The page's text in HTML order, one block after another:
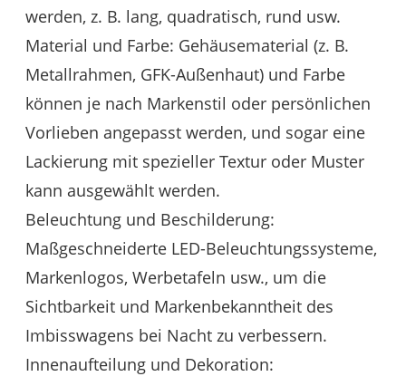
werden, z. B. lang, quadratisch, rund usw.
Material und Farbe: Gehäusematerial (z. B.
Metallrahmen, GFK-Außenhaut) und Farbe
können je nach Markenstil oder persönlichen
Vorlieben angepasst werden, und sogar eine
Lackierung mit spezieller Textur oder Muster
kann ausgewählt werden.
Beleuchtung und Beschilderung:
Maßgeschneiderte LED-Beleuchtungssysteme,
Markenlogos, Werbetafeln usw., um die
Sichtbarkeit und Markenbekanntheit des
Imbisswagens bei Nacht zu verbessern.
Innenaufteilung und Dekoration: